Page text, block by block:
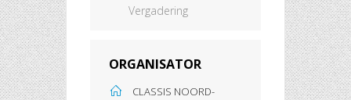
Vergadering
ORGANISATOR
CLASSIS NOORD-